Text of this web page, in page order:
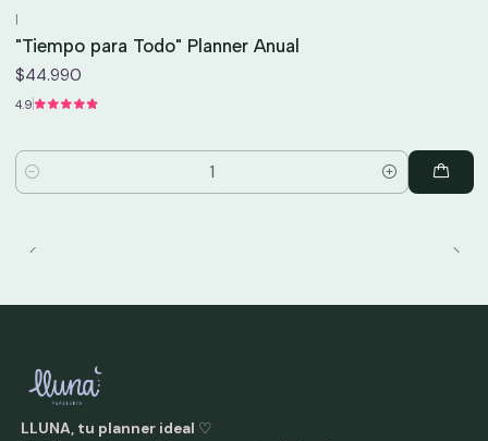
|
"Tiempo para Todo" Planner Anual
$44.990
4.9
Cantidad
LLUNA, tu planner ideal ♡